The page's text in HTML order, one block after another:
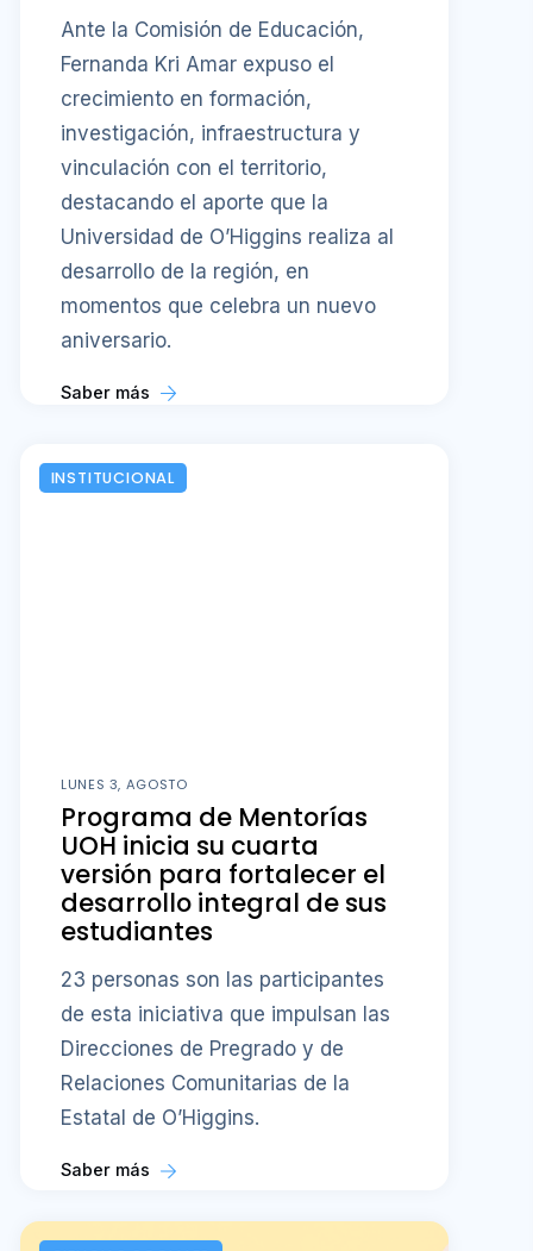
Ante la Comisión de Educación,
Fernanda Kri Amar expuso el
crecimiento en formación,
investigación, infraestructura y
vinculación con el territorio,
destacando el aporte que la
Universidad de O’Higgins realiza al
desarrollo de la región, en
momentos que celebra un nuevo
aniversario.
Saber más
INSTITUCIONAL
LUNES 3, AGOSTO
Programa de Mentorías
UOH inicia su cuarta
versión para fortalecer el
desarrollo integral de sus
estudiantes
23 personas son las participantes
de esta iniciativa que impulsan las
Direcciones de Pregrado y de
Relaciones Comunitarias de la
Estatal de O’Higgins.
Saber más